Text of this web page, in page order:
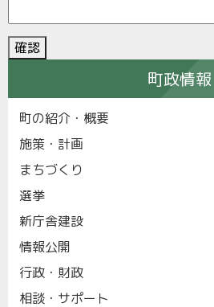
町政情報
町の紹介・概要
施策・計画
まちづくり
選挙
新庁舎建設
情報公開
行政・財政
相談・サポート